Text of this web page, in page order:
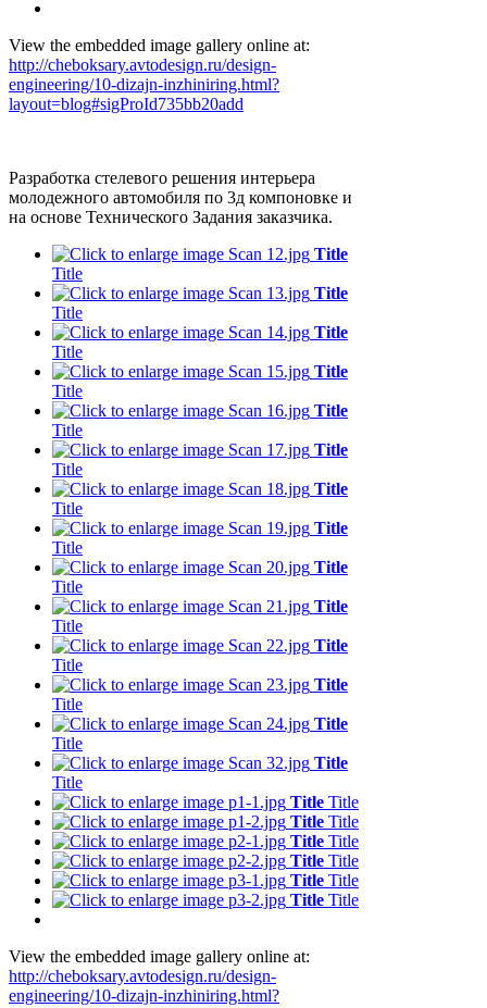
View the embedded image gallery online at:
http://cheboksary.avtodesign.ru/design-
engineering/10-dizajn-inzhiniring.html?
layout=blog#sigProId735bb20add
Разработка стелевого решения интерьера
молодежного автомобиля по 3д компоновке и
на основе Технического Задания заказчика.
Title
Title
Title
Title
Title
Title
Title
Title
Title
Title
Title
Title
Title
Title
Title
Title
Title
Title
Title
Title
Title
Title
Title
Title
Title
Title
Title
Title
Title Title
Title Title
Title Title
Title Title
Title Title
Title Title
View the embedded image gallery online at:
http://cheboksary.avtodesign.ru/design-
engineering/10-dizajn-inzhiniring.html?